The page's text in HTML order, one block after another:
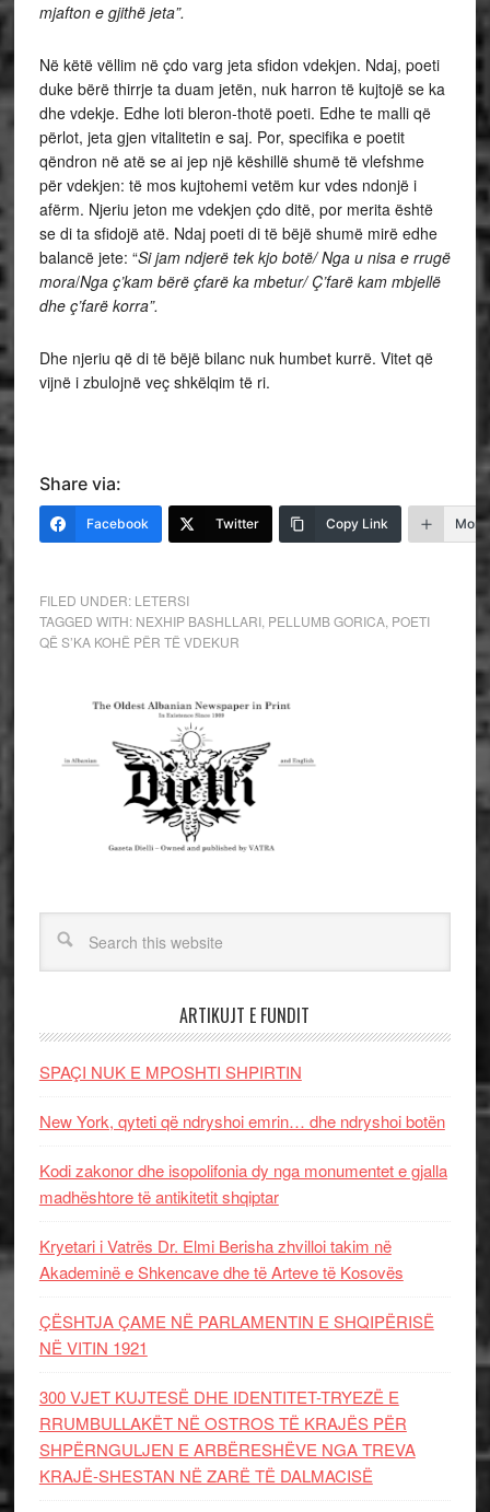
mjafton e gjithë jeta”.
Në këtë vëllim në çdo varg jeta sfidon vdekjen. Ndaj, poeti
duke bërë thirrje ta duam jetën, nuk harron të kujtojë se ka
dhe vdekje. Edhe loti bleron-thotë poeti. Edhe te malli që
përlot, jeta gjen vitalitetin e saj. Por, specifika e poetit
qëndron në atë se ai jep një këshillë shumë të vlefshme
për vdekjen: të mos kujtohemi vetëm kur vdes ndonjë i
afërm. Njeriu jeton me vdekjen çdo ditë, por merita është
se di ta sfidojë atë. Ndaj poeti di të bëjë shumë mirë edhe
balancë jete: “Si jam ndjerë tek kjo botë/ Nga u nisa e rrugë
mora/Nga ç’kam bërë çfarë ka mbetur/ Ç’farë kam mbjellë
dhe ç’farë korra”.
Dhe njeriu që di të bëjë bilanc nuk humbet kurrë. Vitet që
vijnë i zbulojnë veç shkëlqim të ri.
Share via:
Facebook Twitter Copy Link More
FILED UNDER: LETERSI
TAGGED WITH: NEXHIP BASHLLARI, PELLUMB GORICA, POETI
QË S’KA KOHË PËR TË VDEKUR
ARTIKUJT E FUNDIT
SPAÇI NUK E MPOSHTI SHPIRTIN
New York, qyteti që ndryshoi emrin… dhe ndryshoi botën
Kodi zakonor dhe isopolifonia dy nga monumentet e gjalla
madhështore të antikitetit shqiptar
Kryetari i Vatrës Dr. Elmi Berisha zhvilloi takim në
Akademinë e Shkencave dhe të Arteve të Kosovës
ÇËSHTJA ÇAME NË PARLAMENTIN E SHQIPËRISË
NË VITIN 1921
300 VJET KUJTESË DHE IDENTITET-TRYEZË E
RRUMBULLAKËT NË OSTROS TË KRAJËS PËR
SHPËRNGULJEN E ARBËRESHËVE NGA TREVA
KRAJË-SHESTAN NË ZARË TË DALMACISË